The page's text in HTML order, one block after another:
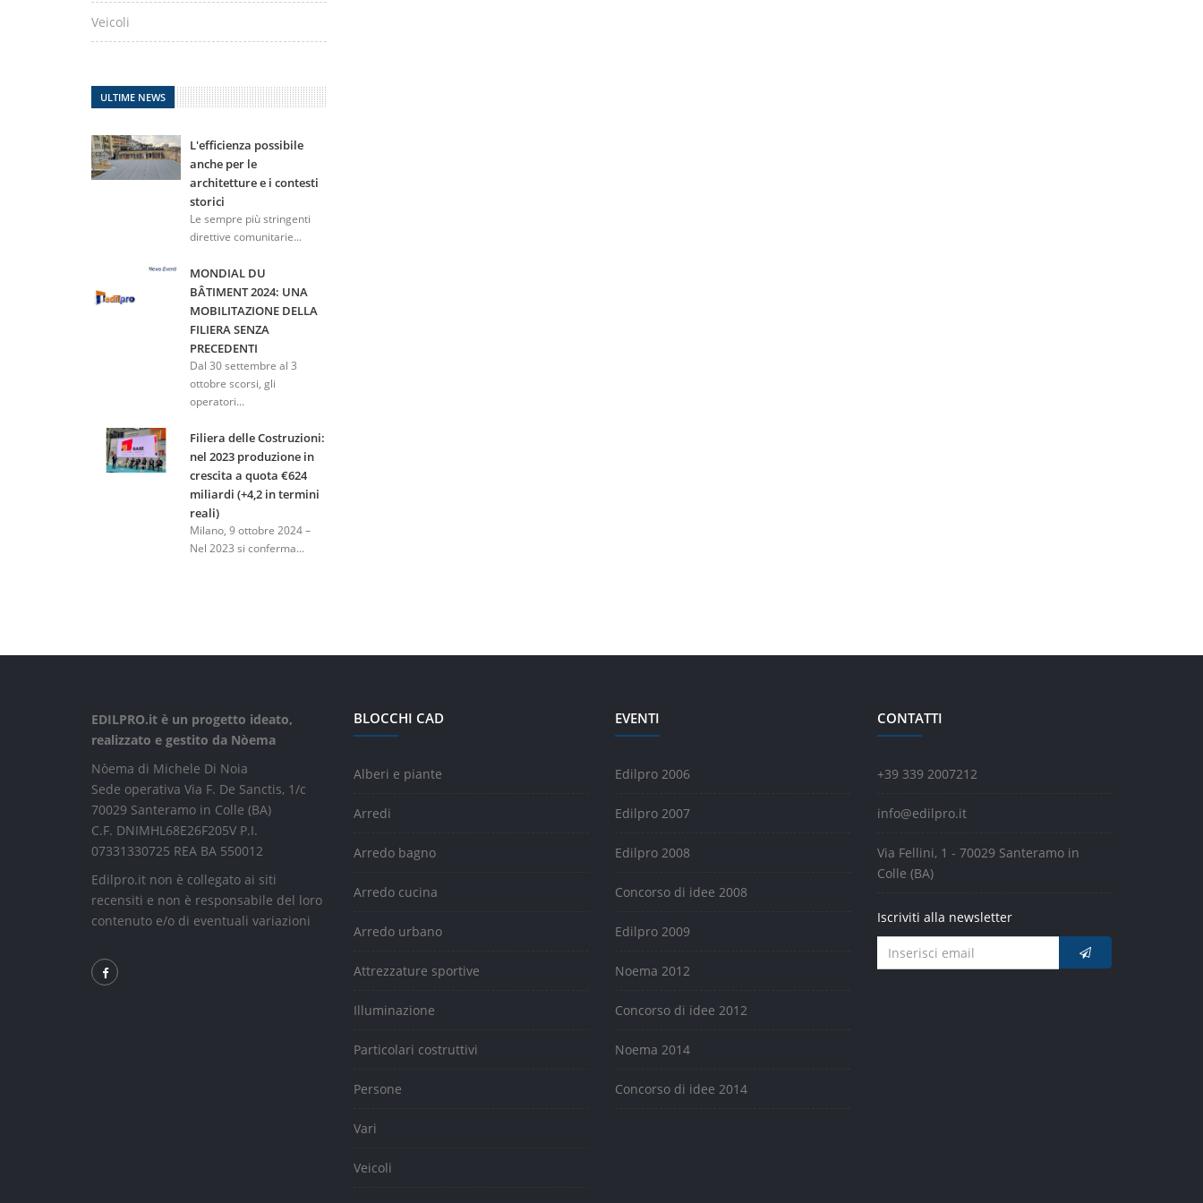
Veicoli
ULTIME NEWS
L'efficienza possibile
anche per le
architetture e i contesti
storici
Le sempre più stringenti
direttive comunitarie...
MONDIAL DU
BÂTIMENT 2024: UNA
MOBILITAZIONE DELLA
FILIERA SENZA
PRECEDENTI
Dal 30 settembre al 3
ottobre scorsi, gli
operatori...
Filiera delle Costruzioni:
nel 2023 produzione in
crescita a quota €624
miliardi (+4,2 in termini
reali)
Milano, 9 ottobre 2024 –
Nel 2023 si conferma...
EDILPRO.it è un progetto ideato,
realizzato e gestito da Nòema
Nòema di Michele Di Noia
Sede operativa Via F. De Sanctis, 1/c
70029 Santeramo in Colle (BA)
C.F. DNIMHL68E26F205V P.I.
07331330725 REA BA 550012
Edilpro.it non è collegato ai siti
recensiti e non è responsabile del loro
contenuto e/o di eventuali variazioni
BLOCCHI CAD
Alberi e piante
Arredi
Arredo bagno
Arredo cucina
Arredo urbano
Attrezzature sportive
Illuminazione
Particolari costruttivi
Persone
Vari
Veicoli
EVENTI
Edilpro 2006
Edilpro 2007
Edilpro 2008
Concorso di idee 2008
Edilpro 2009
Noema 2012
Concorso di idee 2012
Noema 2014
Concorso di idee 2014
CONTATTI
+39 339 2007212
info@edilpro.it
Via Fellini, 1 - 70029 Santeramo in
Colle (BA)
Iscriviti alla newsletter